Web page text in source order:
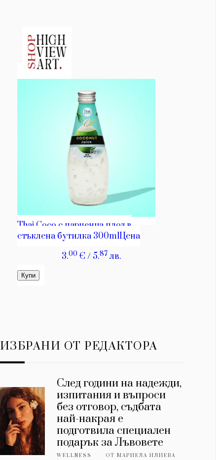
ИЗБРАНИ ОТ РЕДАКТОРА
След години на надежди,
изпитания и въпроси
без отговор, съдбата
най-накрая е
подготвила специален
подарък за Лъвовете
WELLNESS ОТМАРИЕЛА ИЛИЕВА